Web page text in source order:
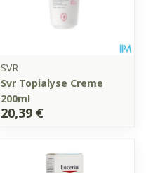
SVR
Svr Topialyse Creme
200ml
20,39 €